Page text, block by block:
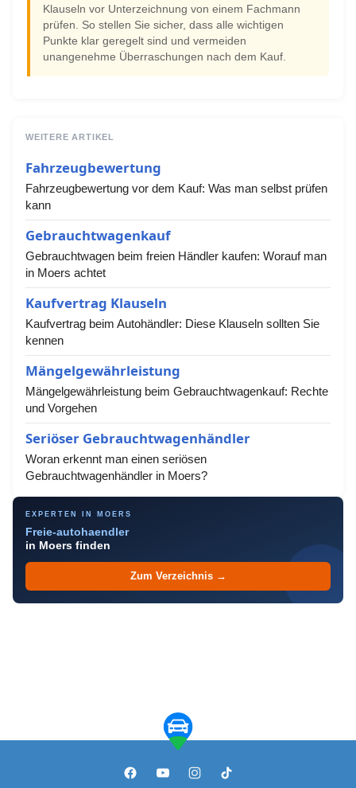
Klauseln vor Unterzeichnung von einem Fachmann
prüfen. So stellen Sie sicher, dass alle wichtigen
Punkte klar geregelt sind und vermeiden
unangenehme Überraschungen nach dem Kauf.
WEITERE ARTIKEL
Fahrzeugbewertung
Fahrzeugbewertung vor dem Kauf: Was man selbst prüfen
kann
Gebrauchtwagenkauf
Gebrauchtwagen beim freien Händler kaufen: Worauf man
in Moers achtet
Kaufvertrag Klauseln
Kaufvertrag beim Autohändler: Diese Klauseln sollten Sie
kennen
Mängelgewährleistung
Mängelgewährleistung beim Gebrauchtwagenkauf: Rechte
und Vorgehen
Seriöser Gebrauchtwagenhändler
Woran erkennt man einen seriösen
Gebrauchtwagenhändler in Moers?
EXPERTEN IN MOERS
Freie-autohaendler
in Moers finden
Zum Verzeichnis →